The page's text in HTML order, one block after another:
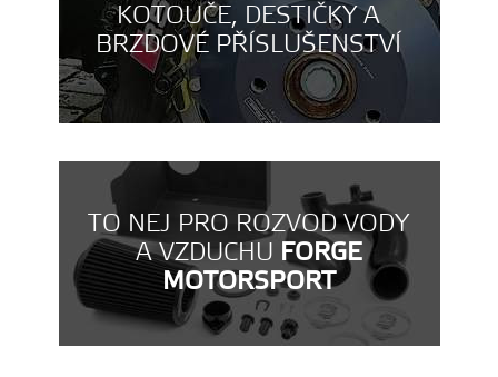
KOTOUČE, DESTIČKY A
BRZDOVÉ PŘÍSLUŠENSTVÍ
TO NEJ PRO ROZVOD VODY
A VZDUCHU FORGE
MOTORSPORT